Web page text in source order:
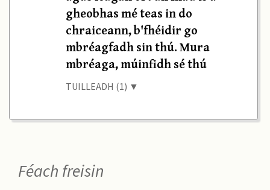
gheobhas mé teas in do
chraiceann, b'fhéidir go
mbréagfadh sin thú. Mura
mbréaga, múinfidh sé thú
TUILLEADH (1) ▼
Féach freisin